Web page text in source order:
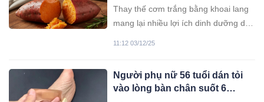
giảm khả năng hấp thụ dinh dưỡng.
Thay thế cơm trắng bằng khoai lang
mang lại nhiều lợi ích dinh dưỡng do
tổng thể.
11:12 03/12/25
Người phụ nữ 56 tuổi dán tỏi
vào lòng bàn chân suốt 6